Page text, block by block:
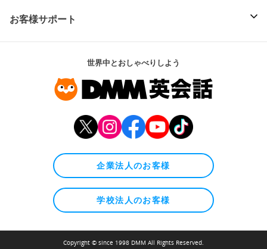
お客様サポート
世界中とおしゃべりしよう
企業法人のお客様
学校法人のお客様
Copyright © since 1998 DMM All Rights Reserved.